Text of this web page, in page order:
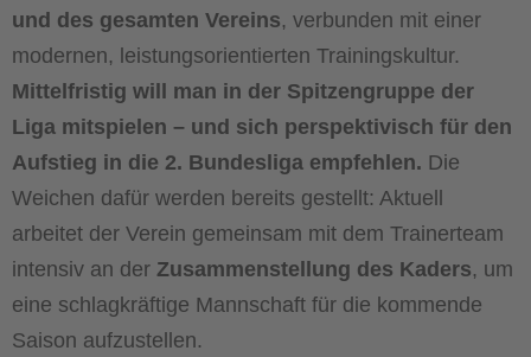
und des gesamten Vereins, verbunden mit einer
modernen, leistungsorientierten Trainingskultur.
Mittelfristig will man in der Spitzengruppe der
Liga mitspielen – und sich perspektivisch für den
Aufstieg in die 2. Bundesliga empfehlen. Die
Weichen dafür werden bereits gestellt: Aktuell
arbeitet der Verein gemeinsam mit dem Trainerteam
intensiv an der Zusammenstellung des Kaders, um
eine schlagkräftige Mannschaft für die kommende
Saison aufzustellen.